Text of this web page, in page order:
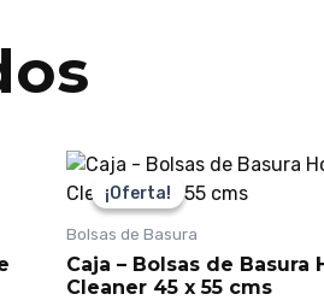
¡Oferta!
¡Oferta!
Bolsas de Basura
Caja – Bolsas de Basura
Cleaner 45 x 55 cms
El
precio
original
era:
$36.000.
El
actual